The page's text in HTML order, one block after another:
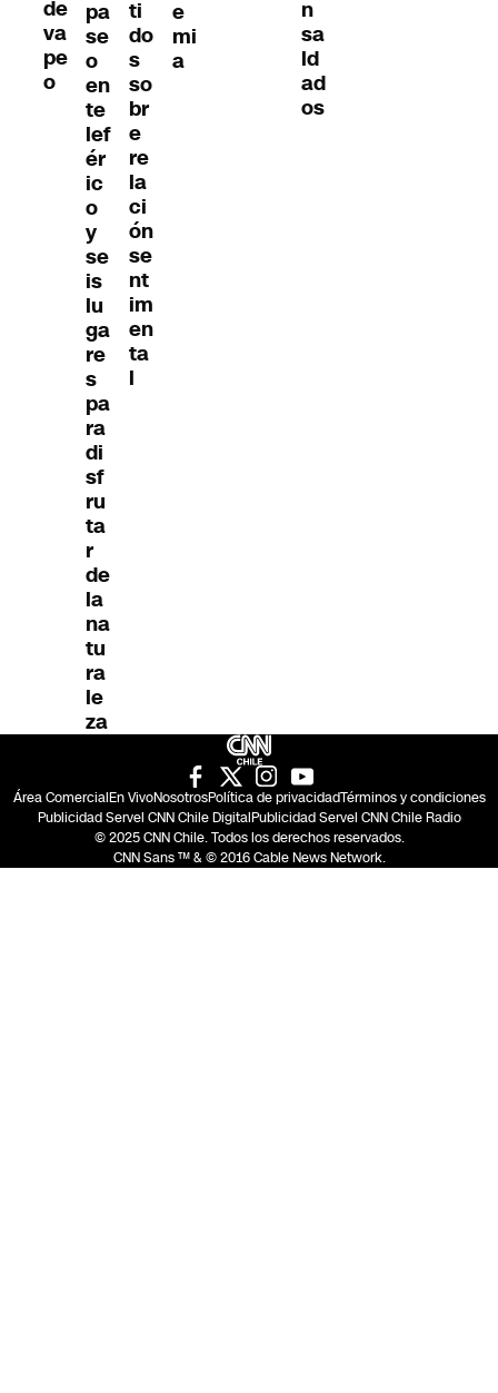
de
va
pe
o
pa
se
o
en
te
lef
ér
ic
o
y
se
is
lu
ga
re
s
pa
ra
di
sf
ru
ta
r
de
la
na
tu
ra
le
za
ti
do
s
so
br
e
re
la
ci
ón
se
nt
im
en
ta
l
e
mi
a
n
sa
ld
ad
os
Área ComercialEn VivoNosotrosPolítica de privacidadTérminos y condiciones
Publicidad Servel CNN Chile DigitalPublicidad Servel CNN Chile Radio
© 2025 CNN Chile. Todos los derechos reservados.
CNN Sans ™ & © 2016 Cable News Network.